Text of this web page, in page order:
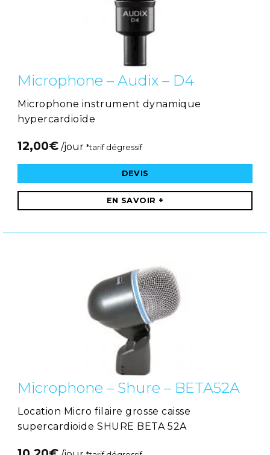
Microphone – Audix – D4
Microphone instrument dynamique
hypercardioïde
12,00€ /jour *tarif dégressif
DEVIS
EN SAVOIR +
Microphone – Shure – BETA52A
Location Micro filaire grosse caisse
supercardioide SHURE BETA 52A